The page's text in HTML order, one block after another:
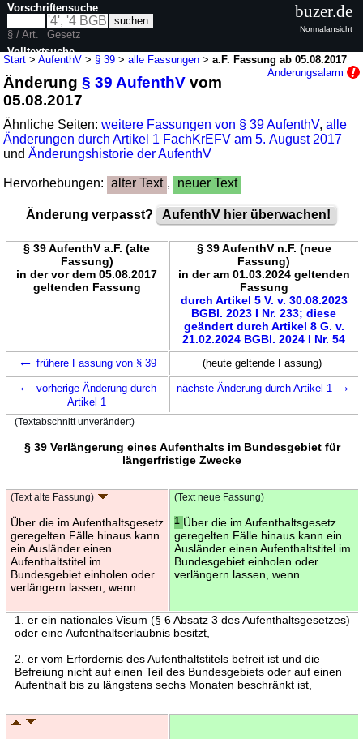
Start >AufenthV > § 39 >alle Fassungen >a.F. Fassung ab 05.08.2017
Änderungsalarm
Änderung§ 39 AufenthV vom
05.08.2017
Ähnliche Seiten:weitere Fassungen von § 39 AufenthV,alle
Änderungen durch Artikel 1 FachKrEFV am 5. August 2017
undÄnderungshistorie der AufenthV
Hervorhebungen: alter Text , neuer Text
Änderung verpasst? AufenthV hier überwachen!
§ 39 AufenthV a.F. (alte
Fassung)
in der vor dem 05.08.2017
geltenden Fassung
§ 39 AufenthV n.F. (neue
Fassung)
in der am 01.03.2024 geltenden
Fassung
durch Artikel 5 V. v. 30.08.2023
BGBl. 2023 I Nr. 233; diese
geändert durch Artikel 8 G. v.
21.02.2024 BGBl. 2024 I Nr. 54
← frühere Fassung von § 39 (heute geltende Fassung)
← vorherige Änderung durch
Artikel 1
nächste Änderung durch Artikel 1 →
(Textabschnitt unverändert)
§ 39 Verlängerung eines Aufenthalts im Bundesgebiet für
längerfristige Zwecke
(Text alte Fassung)
Über die im Aufenthaltsgesetz
geregelten Fälle hinaus kann
ein Ausländer einen
Aufenthaltstitel im
Bundesgebiet einholen oder
verlängern lassen, wenn
(Text neue Fassung)
1 Über die im Aufenthaltsgesetz
geregelten Fälle hinaus kann ein
Ausländer einen Aufenthaltstitel im
Bundesgebiet einholen oder
verlängern lassen, wenn
1. er ein nationales Visum (§ 6 Absatz 3 des Aufenthaltsgesetzes)
oder eine Aufenthaltserlaubnis besitzt,
2. er vom Erfordernis des Aufenthaltstitels befreit ist und die
Befreiung nicht auf einen Teil des Bundesgebiets oder auf einen
Aufenthalt bis zu längstens sechs Monaten beschränkt ist,
Vorschriftensuche
§ / Art.
Gesetz
Volltextsuche
nur in AufenthV
buzer.de
Normalansicht